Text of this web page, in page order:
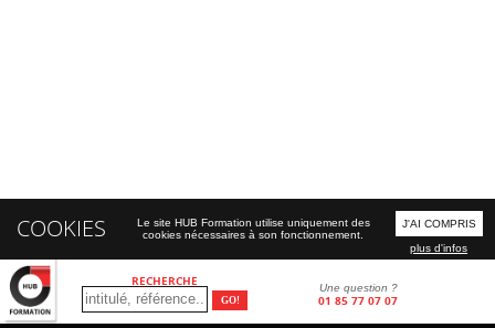
RECHERCHE Une question ?
01 85 77 07 07
COOKIES
Le site HUB Formation utilise uniquement des
cookies nécessaires à son fonctionnement.
J'AI COMPRIS
plus d'infos